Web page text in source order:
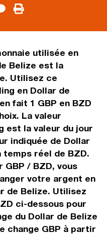
utilisée en
Belize est la
Utilisez ce
en Dollar de
fait 1 GBP en BZD
La valeur
est la valeur du jour
indiquée de Dollar
temps réel de BZD.
/ BZD, vous
votre argent en
de Belize. Utilisez
ci-dessous pour
du Dollar de Belize
change GBP à partir